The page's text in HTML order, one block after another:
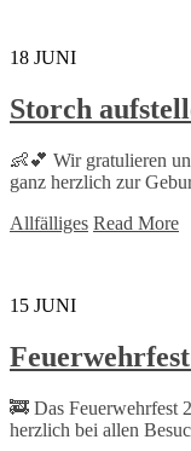
18 JUNI
Storch
👶💕 Wir gratulieren
ganz herzlich zur
Allfälliges Read More
15 JUNI
🚒 Das Feuerwehrfest
herzlich bei allen